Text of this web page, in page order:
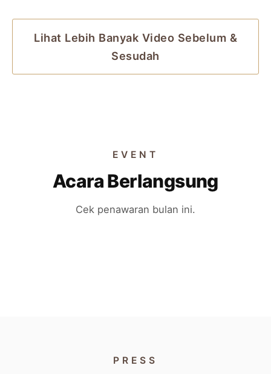
Lihat Lebih Banyak Video Sebelum &
Sesudah
EVENT
Acara Berlangsung
Cek penawaran bulan ini.
PRESS